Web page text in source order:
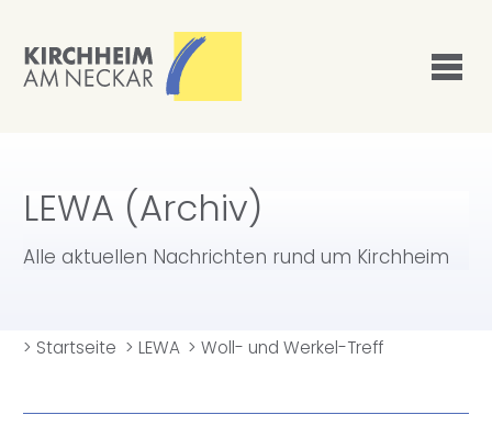
LEWA (Archiv)
Alle aktuellen Nachrichten rund um Kirchheim
> Startseite > LEWA >Woll- und Werkel-Treff